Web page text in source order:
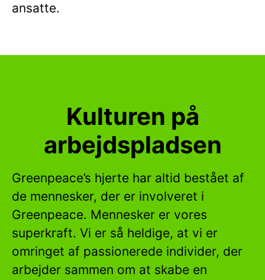
ansatte.
Kulturen på
arbejdspladsen
Greenpeace’s hjerte har altid bestået af
de mennesker, der er involveret i
Greenpeace. Mennesker er vores
superkraft. Vi er så heldige, at vi er
omringet af passionerede individer, der
arbejder sammen om at skabe en